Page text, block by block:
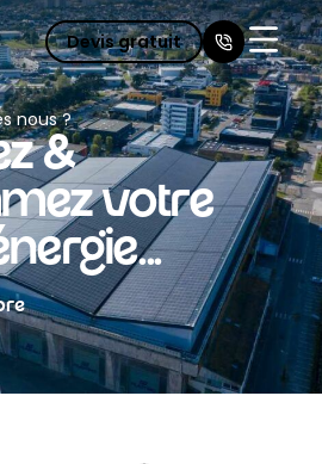
Devis gratuit
Fermer
nous ?
&
votre